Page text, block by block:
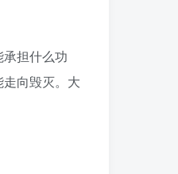
担什么功
向毁灭。大